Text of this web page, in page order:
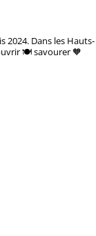
2024. Dans les Hauts-
🍽️ savourer 🧡